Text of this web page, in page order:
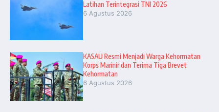
Latihan Terintegrasi TNI 2026
6 Agustus 2026
KASAU Resmi Menjadi Warga Kehormatan
Korps Marinir dan Terima Tiga Brevet
Kehormatan
6 Agustus 2026